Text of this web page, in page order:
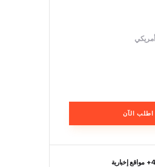
اطلب الآن